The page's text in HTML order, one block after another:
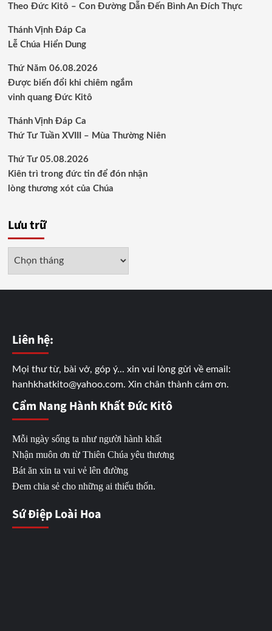
Theo Đức Kitô – Con Đường Dẫn Đến Bình An Đích Thực
Thánh Vịnh Đáp Ca
Lễ Chúa Hiển Dung
Thứ Năm 06.08.2026
Được biến đổi khi chiêm ngắm
vinh quang Đức Kitô
Thánh Vịnh Đáp Ca
Thứ Tư Tuần XVIII – Mùa Thường Niên
Thứ Tư 05.08.2026
Kiên trì trong đức tin để đón nhận
lòng thương xót của Chúa
Lưu trữ
Liên hệ:
Mọi thư từ, bài vở, góp ý... xin vui lòng gửi về email:
hanhkhatkito@yahoo.com. Xin chân thành cám ơn.
Cẩm Nang Hành Khất Đức Kitô
Mỗi ngày sống ta như người hành khất
Nhận muôn ơn từ Thiên Chúa yêu thương
Bát ăn xin ta vui vẻ lên đường
Đem chia sẻ cho những ai thiếu thốn.
Sứ Điệp Loài Hoa